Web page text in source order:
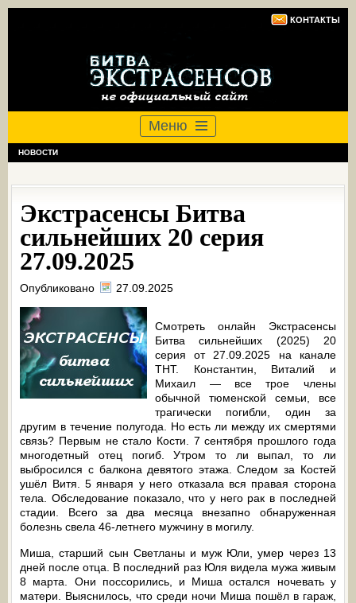
КОНТАКТЫ
Меню
НОВОСТИ
Экстрасенсы Битва
сильнейших 20 серия
27.09.2025
Опубликовано 27.09.2025
Смотреть онлайн Экстрасенсы
Битва сильнейших (2025) 20
серия от 27.09.2025 на канале
ТНТ. Константин, Виталий и
Михаил — все трое члены
обычной тюменской семьи, все
трагически погибли, один за
другим в течение полугода. Но есть ли между их смертями
связь? Первым не стало Кости. 7 сентября прошлого года
многодетный отец погиб. Утром то ли выпал, то ли
выбросился с балкона девятого этажа. Следом за Костей
ушёл Витя. 5 января у него отказала вся правая сторона
тела. Обследование показало, что у него рак в последней
стадии. Всего за два месяца внезапно обнаруженная
болезнь свела 46-летнего мужчину в могилу.
Миша, старший сын Светланы и муж Юли, умер через 13
дней после отца. В последний раз Юля видела мужа живым
8 марта. Они поссорились, и Миша остался ночевать у
матери. Выяснилось, что среди ночи Миша пошёл в гараж,